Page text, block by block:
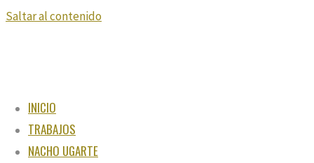
Saltar al contenido
INICIO
TRABAJOS
NACHO UGARTE